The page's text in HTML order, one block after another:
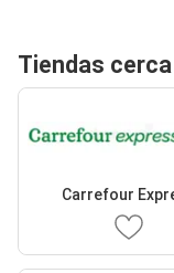
Tiendas
Carrefour